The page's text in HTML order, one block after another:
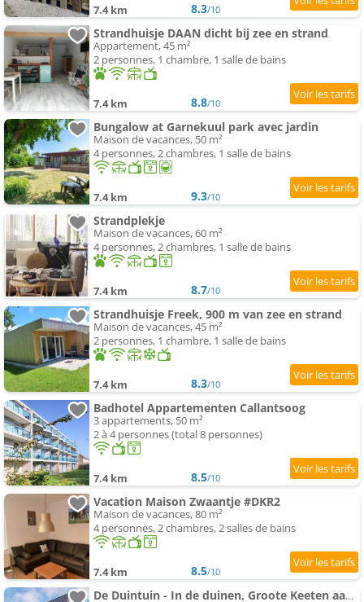
7.4 km 8.3/10
Strandhuisje DAAN dicht bij zee en strand
Appartement, 45 m²
2 personnes, 1 chambre, 1 salle de bains
7.4 km 8.8/10
Bungalow at Garnekuul park avec jardin
Maison de vacances, 50 m²
4 personnes, 2 chambres, 1 salle de bains
7.4 km 9.3/10
Strandplekje
Maison de vacances, 60 m²
4 personnes, 2 chambres, 1 salle de bains
7.4 km 8.7/10
Strandhuisje Freek, 900 m van zee en strand
Maison de vacances, 45 m²
2 personnes, 1 chambre, 1 salle de bains
7.4 km 8.3/10
Badhotel Appartementen Callantsoog
3 appartements, 50 m²
2 à 4 personnes (total 8 personnes)
7.4 km 8.5/10
Vacation Maison Zwaantje #DKR2
Maison de vacances, 80 m²
4 personnes, 2 chambres, 2 salles de bains
7.4 km 8.5/10
De Duintuin - In de duinen, Groote Keeten aan Zee